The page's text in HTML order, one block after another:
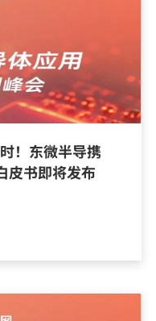
！东微半导携
皮书即将发布